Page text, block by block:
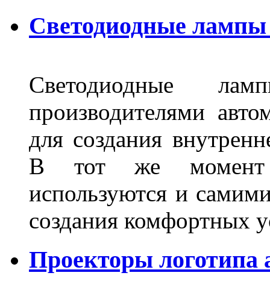
Светодиодные
Светодиодные
производителями
для создания
В тот же момент
используются и
создания комфортных
Проекторы логотипа